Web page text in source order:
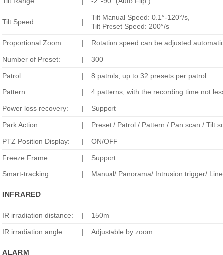
Tilt Speed: |
Tilt Manual Speed: 0.1°-120°/s,
Tilt Preset Speed: 200°/s
Proportional Zoom: | Rotation speed can be adjusted
Number of Preset: | 300
Patrol: | 8 patrols, up to 32 presets per patrol
Pattern: | 4 patterns, with the recording time not
Power loss recovery: | Support
Park Action: | Preset / Patrol / Pattern / Pan scan / Tilt
PTZ Position Display: | ON/OFF
Freeze Frame: | Support
Smart-tracking: | Manual/ Panorama/ Intrusion trigger/
INFRARED
IR irradiation distance: | 150m
IR irradiation angle: | Adjustable by zoom
ALARM